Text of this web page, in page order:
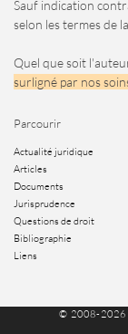
Sauf indication
selon les termes de la
Quel que soit
surligné par nos
Parcourir
Actualité juridique
Articles
Documents
Jurisprudence
Questions de droit
Bibliographie
Liens
© 2008-